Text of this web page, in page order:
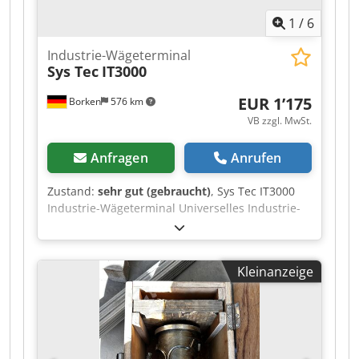
1 / 6
Borken 576 km
Industrie-Wägeterminal
Sys Tec IT3000
EUR 1’175
VB zzgl. MwSt.
Anfragen Anrufen
Zustand: sehr gut (gebraucht), Sys Tec IT3000
Industrie-Wägeterminal Universelles Industrie-
Wägeterminal zur Integration in Ethernet
Netzwerke Es beinhaltet die bewährten,
konfigurierbaren Standard-Wägeprogramme: ·
BASIC für einfache Wägesysteme · COUNT für
die Stückzahlwägung · CHECK für die einfache
Kontrollwägung · FILL für einfache Abfüllanlagen
· ONLINE für einfache Wägesysteme ·
TRUCK/ONLINE für Fahrzeug-Wägesysteme mit
Kleinanzeige